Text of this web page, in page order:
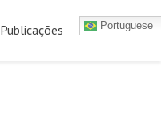
Publicações Portuguese